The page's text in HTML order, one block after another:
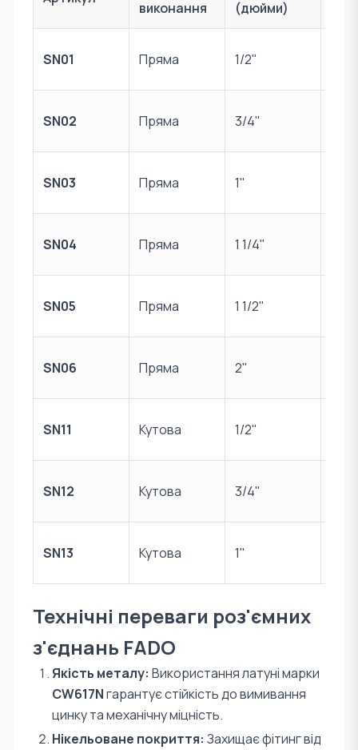
виконання (дюйми)
SN01 Пряма 1/2"
SN02 Пряма 3/4"
SN03 Пряма 1"
SN04 Пряма 1 1/4"
SN05 Пряма 1 1/2"
SN06 Пряма 2"
SN11 Кутова 1/2"
SN12 Кутова 3/4"
SN13 Кутова 1"
Технічні переваги роз'ємних
з'єднань FADO
Якість металу: Використання латуні марки
CW617Nгарантує стійкість до вимивання
цинку та механічну міцність.
Нікельоване покриття: Захищає фітинг від